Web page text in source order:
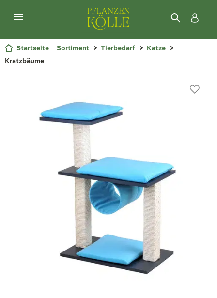
Startseite Sortiment Tierbedarf
Katze
Kratzbäume